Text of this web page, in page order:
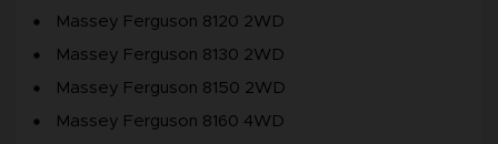
Massey Ferguson 8120 2WD
Massey Ferguson 8130 2WD
Massey Ferguson 8150 2WD
Massey Ferguson 8160 4WD